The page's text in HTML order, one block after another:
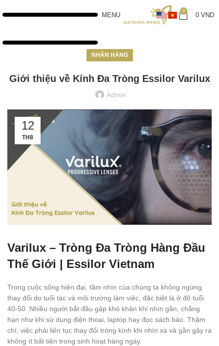
MENU
0
0 VND
NHÃN HÀNG
Giới thiệu về Kính Đa Tròng Essilor Varilux
Admin
12
TH8
Varilux – Tròng Đa Tròng Hàng Đầu
Thế Giới | Essilor Vietnam
Trong cuộc sống hiện đại, tầm nhìn của chúng ta không ngừng
thay đổi do tuổi tác và môi trường làm việc, đặc biệt là ở độ tuổi
40-50. Nhiều người bắt đầu gặp khó khăn khi nhìn gần, chẳng
hạn như khi sử dụng điện thoại, laptop hay đọc sách báo. Thậm
chí, việc phải liên tục thay đổi tròng kính khi nhìn xa và gần gây ra
không ít bất tiện trong sinh hoạt hàng ngày.